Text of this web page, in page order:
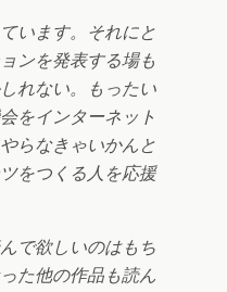
います。それにと
ンを発表する場も
れない。もったい
をインターネット
らなきゃいかんと
をつくる人を応援
で欲しいのはもち
た他の作品も読ん